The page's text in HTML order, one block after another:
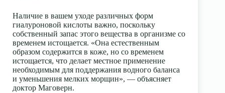
Наличие в вашем уходе различных форм
гиалуроновой кислоты важно, поскольку
собственный запас этого вещества в организме со
временем истощается. «Она естественным
образом содержится в коже, но со временем
истощается, что делает местное применение
необходимым для поддержания водного баланса
и уменьшения мелких морщин», — объясняет
доктор Маговерн.